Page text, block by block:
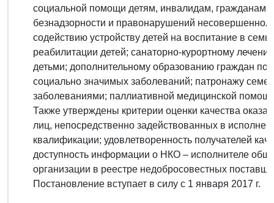
социальной помощи детям, инвалидам, гражданам
безнадзорности и правонарушений
содействию устройству детей на воспитание в
реабилитации детей; санаторно-курортному
детьми; дополнительному образованию граждан
социально значимых заболеваний; патронажу
заболеваниями; паллиативной медицинской
Также утверждены критерии оценки качества
лиц, непосредственно задействованных в
квалификации; удовлетворенность получателей
доступность информации о НКО – исполнителе
организации в реестре недобросовестных
Постановление вступает в силу с 1 января 2017 г.